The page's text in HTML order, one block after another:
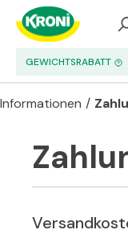
Zum Hauptinhalt
GEWICHTSRABATT
Informationen /